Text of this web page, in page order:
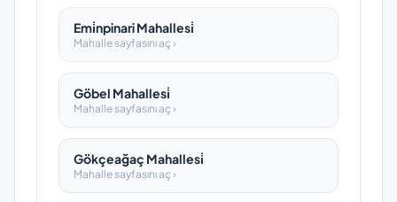
Emi̇npinari Mahallesi̇
Mahalle sayfasını aç ›
Göbel Mahallesi̇
Mahalle sayfasını aç ›
Gökçeağaç Mahallesi̇
Mahalle sayfasını aç ›